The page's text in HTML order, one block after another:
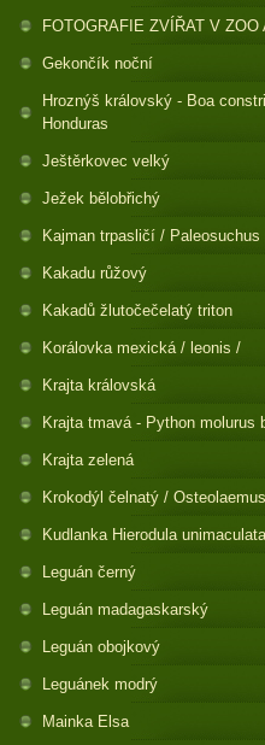
FOTOGRAFIE ZVÍŘAT V ZOO
Gekončík noční
Hroznýš královský - Boa
Honduras
Ještěrkovec velký
Ježek bělobřichý
Kajman trpasličí /
Kakadu růžový
Kakadů žlutočečelatý triton
Korálovka mexická / leonis /
Krajta královská
Krajta tmavá - Python molurus
Krajta zelená
Krokodýl čelnatý /
Kudlanka Hierodula unimaculata
Leguán černý
Leguán madagaskarský
Leguán obojkový
Leguánek modrý
Mainka Elsa